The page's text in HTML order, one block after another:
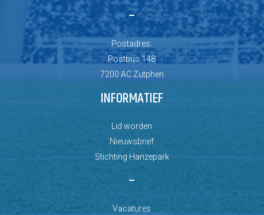
–
Postadres:
Postbus 148
7200 AC Zutphen
INFORMATIEF
Lid worden
Nieuwsbrief
Stichting Hanzepark
–
Vacatures